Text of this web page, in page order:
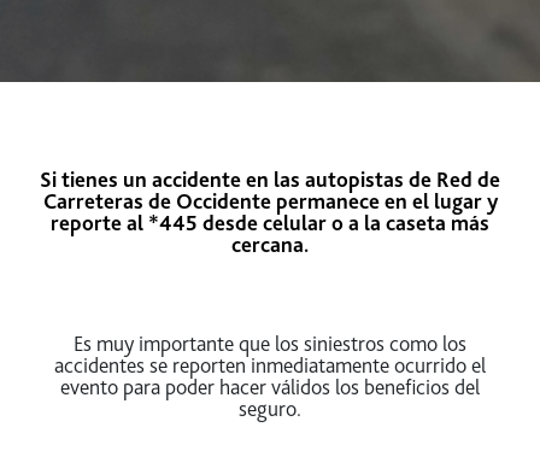
Si tienes un accidente en las autopistas de Red de
Carreteras de Occidente permanece en el lugar y
reporte al *445 desde celular o a la caseta más
cercana.
Es muy importante que los siniestros como los
accidentes se reporten inmediatamente ocurrido el
evento para poder hacer válidos los beneficios del
seguro.